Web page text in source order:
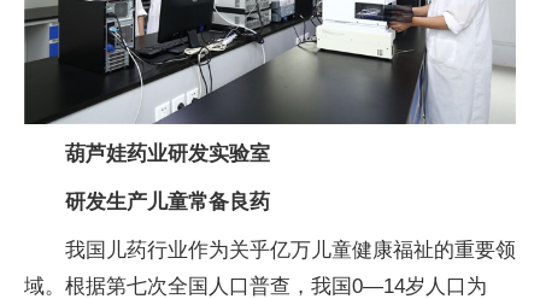
葫芦娃药业研发实验室
研发生产儿童常备良药
我国儿药行业作为关乎亿万儿童健康福祉的重要领
域。根据第七次全国人口普查，我国0—14岁人口为